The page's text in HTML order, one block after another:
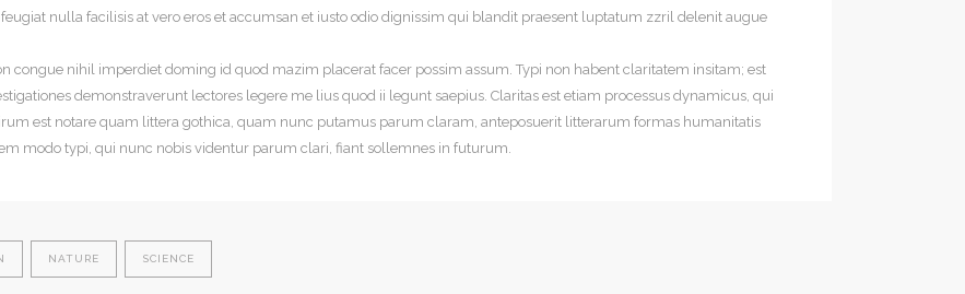
nulla facilisis at vero eros et accumsan et iusto odio dignissim qui blandit praesent luptatum zzril delenit augue
congue nihil imperdiet doming id quod mazim placerat facer possim assum. Typi non habent claritatem insitam; est
demonstraverunt lectores legere me lius quod ii legunt saepius. Claritas est etiam processus dynamicus, qui
est notare quam littera gothica, quam nunc putamus parum claram, anteposuerit litterarum formas humanitatis
modo typi, qui nunc nobis videntur parum clari, fiant sollemnes in futurum.
NATURE SCIENCE